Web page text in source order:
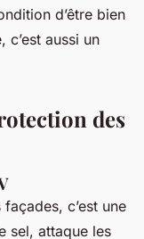
d’être bien
c’est aussi un
des
c’est une
sel, attaque les